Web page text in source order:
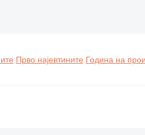
Volvo L-series
Прво најевтините Година на